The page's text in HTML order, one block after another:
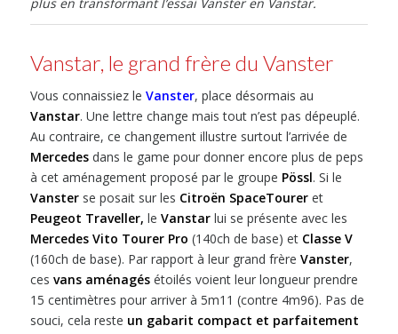
Vanstar, le grand frère du Vanster
Vous connaissiez le Vanster, place désormais au
Vanstar. Une lettre change mais tout n’est pas dépeuplé.
Au contraire, ce changement illustre surtout l’arrivée de
Mercedesdans le game pour donner encore plus de peps
à cet aménagement proposé par le groupe Pössl. Si le
Vansterse posait sur les Citroën SpaceToureret
Peugeot Traveller, le Vanstarlui se présente avec les
Mercedes Vito Tourer Pro (140ch de base) et Classe V
(160ch de base). Par rapport à leur grand frère Vanster,
ces vans aménagésétoilés voient leur longueur prendre
15 centimètres pour arriver à 5m11 (contre 4m96). Pas de
souci, cela reste un gabarit compact et parfaitement